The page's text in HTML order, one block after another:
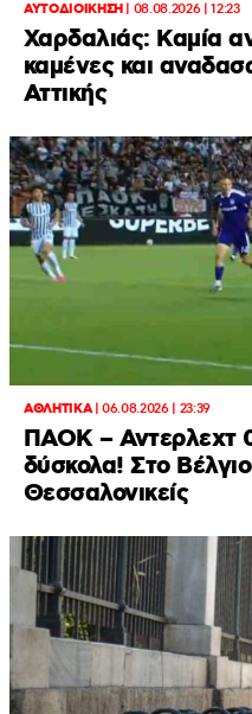
ΑΥΤΟΔΙΟΙΚΗΣΗ| 08.08.2026 | 12:23
Χαρδαλιάς: Καμία
καμένες και
Αττικής
ΑΘΛΗΤΙΚΑ|06.08.2026 | 23:39
ΠΑΟΚ – Αντερλεχτ
δύσκολα! Στο
Θεσσαλονικείς